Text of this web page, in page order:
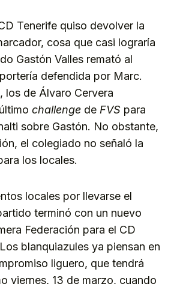
Tenerife quiso devolver la
cosa que casi lograría
Gastón Valles remató al
defendida por Marc.
los de Álvaro Cervera
challenge de FVS para
sobre Gastón. No obstante,
el colegiado no señaló la
los locales.
locales por llevarse el
terminó con un nuevo
Federación para el CD
blanquiazules ya piensan en
liguero, que tendrá
viernes, 13 de marzo, cuando